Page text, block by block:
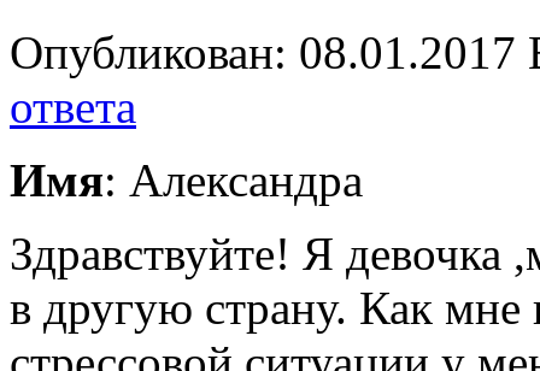
Опубликован:
ответа
Имя: Александра
Здравствуйте! Я девочка
в другую страну. Как мне